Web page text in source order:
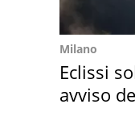
Milano
Eclissi
avviso